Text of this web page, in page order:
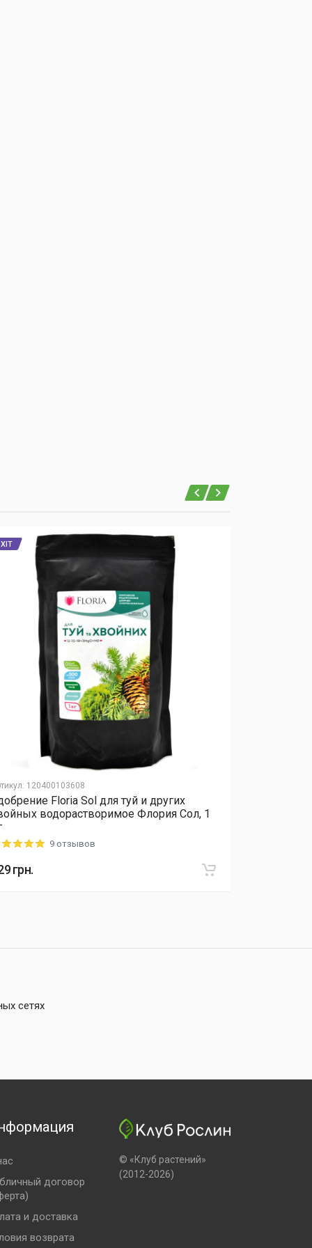
: 120400103608
ХІТ
Floria Sol для туй и других
водорастворимое Флория Сол, 1
5 out of 59 отзывов
грн.
сетях
договор
и доставка
возврата
© «Клуб растений»
(2012-2026)